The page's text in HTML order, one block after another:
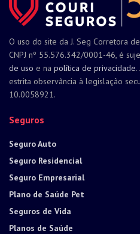
O uso do site da J. Seg Corretora
CNPJ nº 55.576.342/0001-46, é
de uso e na política de privacidade
estrita observância à legislação
10.0058921.
Seguros
Seguro Auto
Seguro Residencial
Seguro Empresarial
Plano de Saúde Pet
Seguros de Vida
Planos de Saúde